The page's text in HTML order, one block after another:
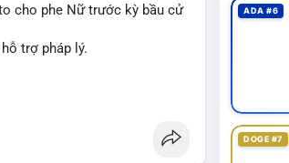
cho phe Nữ trước kỳ bầu cử
trợ pháp lý.
ADA #6
DOGE #7